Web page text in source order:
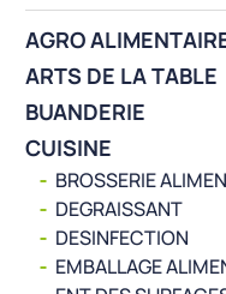
AGRO
ARTS DE LA TABLE
BUANDERIE
CUISINE
BROSSERIE
DEGRAISSANT
DESINFECTION
EMBALLAGE